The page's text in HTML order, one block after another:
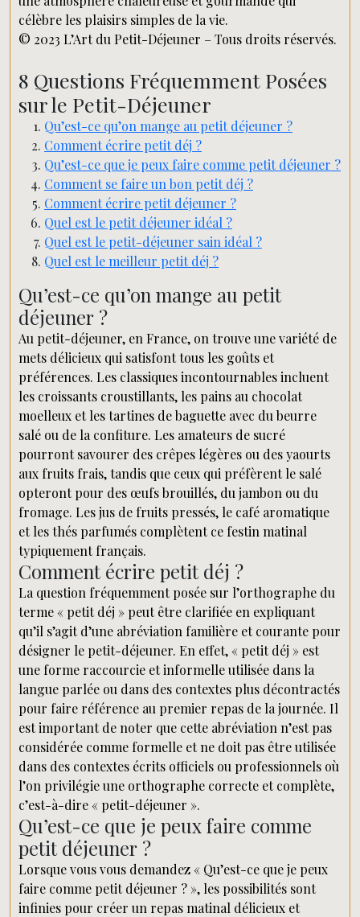
célèbre les plaisirs simples de la vie.
© 2023 L’Art du Petit-Déjeuner – Tous droits réservés.
8 Questions Fréquemment Posées
sur le Petit-Déjeuner
Qu’est-ce qu’on mange au petit déjeuner ?
Comment écrire petit déj ?
Qu’est-ce que je peux faire comme petit déjeuner ?
Comment se faire un bon petit déj ?
Comment écrire petit déjeuner ?
Quel est le petit déjeuner idéal ?
Quel est le petit-déjeuner sain idéal ?
Quel est le meilleur petit déj ?
Qu’est-ce qu’on mange au petit
déjeuner ?
Au petit-déjeuner, en France, on trouve une variété de
mets délicieux qui satisfont tous les goûts et
préférences. Les classiques incontournables incluent
les croissants croustillants, les pains au chocolat
moelleux et les tartines de baguette avec du beurre
salé ou de la confiture. Les amateurs de sucré
pourront savourer des crêpes légères ou des yaourts
aux fruits frais, tandis que ceux qui préfèrent le salé
opteront pour des œufs brouillés, du jambon ou du
fromage. Les jus de fruits pressés, le café aromatique
et les thés parfumés complètent ce festin matinal
typiquement français.
Comment écrire petit déj ?
La question fréquemment posée sur l’orthographe du
terme « petit déj » peut être clarifiée en expliquant
qu’il s’agit d’une abréviation familière et courante pour
désigner le petit-déjeuner. En effet, « petit déj » est
une forme raccourcie et informelle utilisée dans la
langue parlée ou dans des contextes plus décontractés
pour faire référence au premier repas de la journée. Il
est important de noter que cette abréviation n’est pas
considérée comme formelle et ne doit pas être utilisée
dans des contextes écrits officiels ou professionnels où
l’on privilégie une orthographe correcte et complète,
c’est-à-dire « petit-déjeuner ».
Qu’est-ce que je peux faire comme
petit déjeuner ?
Lorsque vous vous demandez « Qu’est-ce que je peux
faire comme petit déjeuner ? », les possibilités sont
infinies pour créer un repas matinal délicieux et